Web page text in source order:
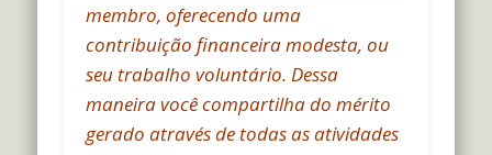
membro, oferecendo uma
contribuição financeira modesta, ou
seu trabalho voluntário. Dessa
maneira você compartilha do mérito
gerado através de todas as atividades